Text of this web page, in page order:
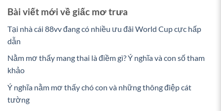
Bài viết mới về giấc mơ trưa
Tại nhà cái 88vv đang có nhiều ưu đãi World Cup cực hấp
dẫn
Nằm mơ thấy mang thai là điềm gì? Ý nghĩa và con số tham
khảo
Ý nghĩa nằm mơ thấy chó con và những thông điệp cát
tường